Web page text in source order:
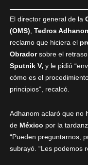
El director general de la
(OMS), Tedros
reclamo que hiciera el
Obradorsobre el
Sputnik V, y le pidió
cómo es el
principios”, recalcó.
Adhanom aclaró que no
de México por la
“Pueden preguntarnos,
subrayó. “Les podemos